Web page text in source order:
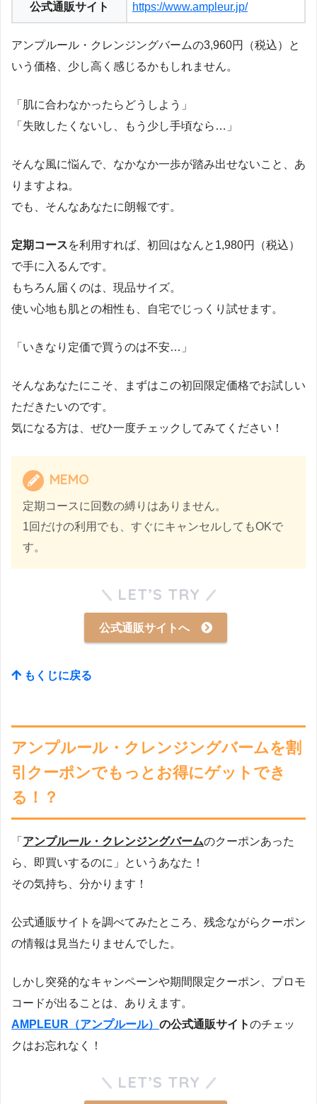
公式通販サイト https://www.ampleur.jp/
アンプルール・クレンジングバームの3,960円（税込）と
いう価格、少し高く感じるかもしれません。
「肌に合わなかったらどうしよう」
「失敗したくないし、もう少し手頃なら…」
そんな風に悩んで、なかなか一歩が踏み出せないこと、あ
りますよね。
でも、そんなあなたに朗報です。
定期コースを利用すれば、初回はなんと1,980円（税込）
で手に入るんです。
もちろん届くのは、現品サイズ。
使い心地も肌との相性も、自宅でじっくり試せます。
「いきなり定価で買うのは不安…」
そんなあなたにこそ、まずはこの初回限定価格でお試しい
ただきたいのです。
気になる方は、ぜひ一度チェックしてみてください！
MEMO
定期コースに回数の縛りはありません。
1回だけの利用でも、すぐにキャンセルしてもOKで
す。
LET’S TRY
公式通販サイトへ
もくじに戻る
アンプルール・クレンジングバームを割
引クーポンでもっとお得にゲットでき
る！？
「 アンプルール・クレンジングバームのクーポンあった
ら、即買いするのに」というあなた！
その気持ち、分かります！
公式通販サイトを調べてみたところ、残念ながらクーポン
の情報は見当たりませんでした。
しかし突発的なキャンペーンや期間限定クーポン、プロモ
コードが出ることは、ありえます。
AMPLEUR（アンプルール） の公式通販サイトのチェッ
クはお忘れなく！
LET’S TRY